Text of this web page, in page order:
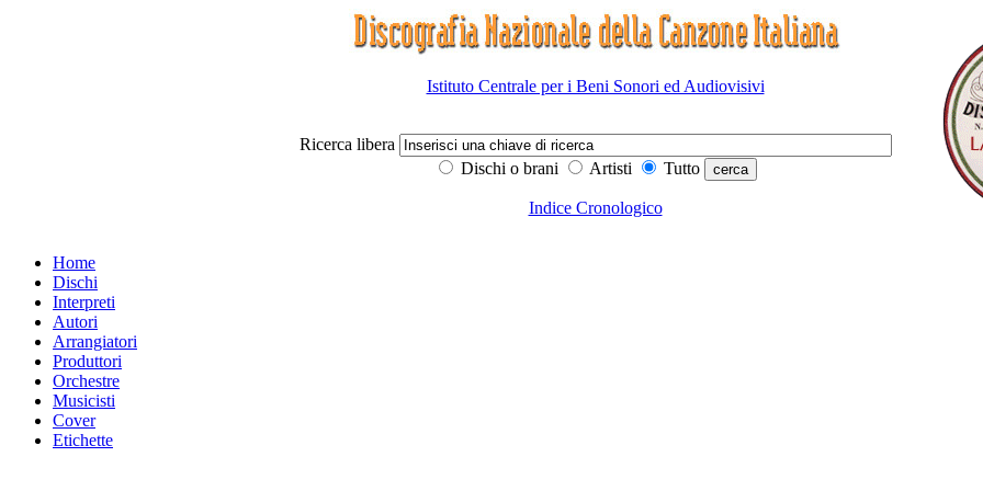
Istituto Centrale per i Beni Sonori ed Audiovisivi
Ricerca libera
Dischi o brani
Artisti Tutto
Indice Cronologico
Home
Dischi
Interpreti
Autori
Arrangiatori
Produttori
Orchestre
Musicisti
Cover
Etichette